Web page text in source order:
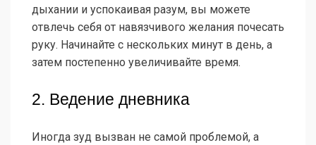
дыхании и успокаивая разум, вы можете
отвлечь себя от навязчивого желания почесать
руку. Начинайте с нескольких минут в день, а
затем постепенно увеличивайте время.
2. Ведение дневника
Иногда зуд вызван не самой проблемой, а